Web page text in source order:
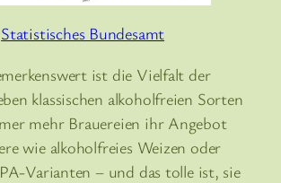
Statistisches Bundesamt
ist die Vielfalt der
klassischen alkoholfreien Sorten
mehr Brauereien ihr Angebot
wie alkoholfreies Weizen oder
Varianten – und das tolle ist, sie